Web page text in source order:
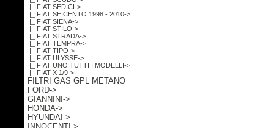
|_ FIAT SEDICI->
|_ FIAT SEICENTO 1998 - 2010->
|_ FIAT SIENA->
|_ FIAT STILO->
|_ FIAT STRADA->
|_ FIAT TEMPRA->
|_ FIAT TIPO->
|_ FIAT ULYSSE->
|_ FIAT UNO TUTTI I MODELLI->
|_ FIAT X 1/9->
FILTRI GAS GPL METANO
FORD->
GIANNINI->
HONDA->
HYUNDAI->